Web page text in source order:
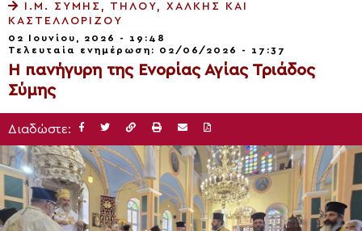
Ι.Μ. ΣΎΜΗΣ, ΤΉΛΟΥ, ΧΆΛΚΗΣ ΚΑΙ
ΚΑΣΤΕΛΛΟΡΊΖΟΥ
02 Ιουνίου, 2026 - 19:48
Τελευταία ενημέρωση: 02/06/2026 - 17:37
Η πανήγυρη της Ενορίας Αγίας Τριάδος
Σύμης
Διαδώστε: